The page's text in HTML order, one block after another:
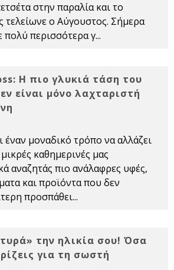
στην παραλία και το
τελείωνε ο Αύγουστος. Σήμερα
περισσότερα γ...
Η πιο γλυκιά τάση του
είναι μόνο λαχταριστή
έναν μοναδικό τρόπο να αλλάζει
καθημερινές μας
αναζητάς πιο ανάλαφρες υφές,
και προϊόντα που δεν
προσπάθει...
την ηλικία σου! Όσα
για τη σωστή